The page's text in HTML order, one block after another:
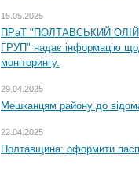
15.05.2025
ПРаТ "ПОЛТАВСЬКИЙ
ГРУП" надає інформацію
моніторингу.
29.04.2025
Мешканцям району до
22.04.2025
Полтавщина: оформити